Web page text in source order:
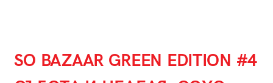
SO BAZAAR GREEN EDITION #4